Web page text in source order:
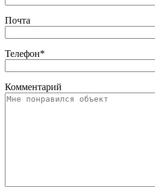
Почта
Телефон*
Комментарий